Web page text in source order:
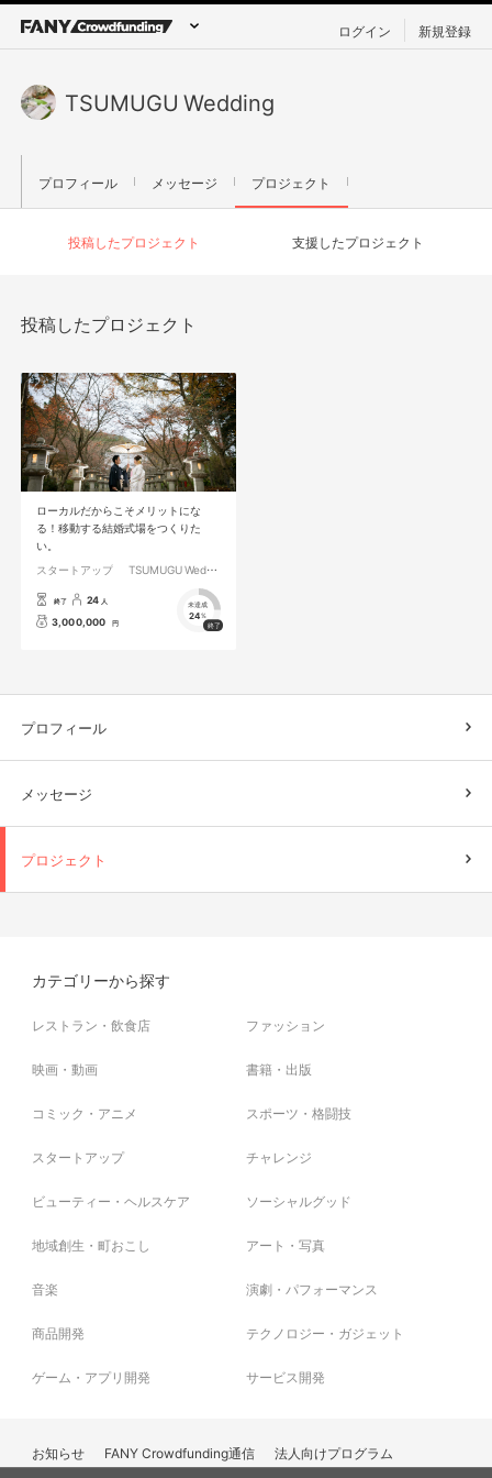
ログイン 新規登録
TSUMUGU Wedding
プロフィール メッセージ プロジェクト
投稿したプロジェクト 支援したプロジェクト
投稿したプロジェクト
ローカルだからこそメリットにな
る！移動する結婚式場をつくりた
い。
スタートアップ
TSUMUGU Wedding
終了 24 人
3,000,000 円
未達成
24%
プロフィール
メッセージ
プロジェクト
カテゴリーから探す
レストラン・飲食店 ファッション
映画・動画 書籍・出版
コミック・アニメ スポーツ・格闘技
スタートアップ チャレンジ
ビューティー・ヘルスケア ソーシャルグッド
地域創生・町おこし アート・写真
音楽 演劇・パフォーマンス
商品開発 テクノロジー・ガジェット
ゲーム・アプリ開発 サービス開発
お知らせ FANY Crowdfunding通信 法人向けプログラム